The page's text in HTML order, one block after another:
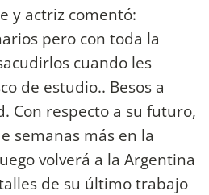
y actriz comentó:
pero con toda la
cuando les
de estudio.. Besos a
Con respecto a su futuro,
semanas más en la
volverá a la Argentina
de su último trabajo